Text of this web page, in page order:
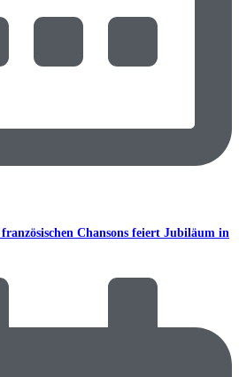
Chansons feiert Jubiläum in